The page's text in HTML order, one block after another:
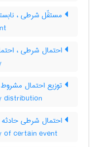
مستقّل شرطی ،
احتمال شرطی ،
توزیع احتمال مشروط
distribution
احتمال شرطی
of certain event